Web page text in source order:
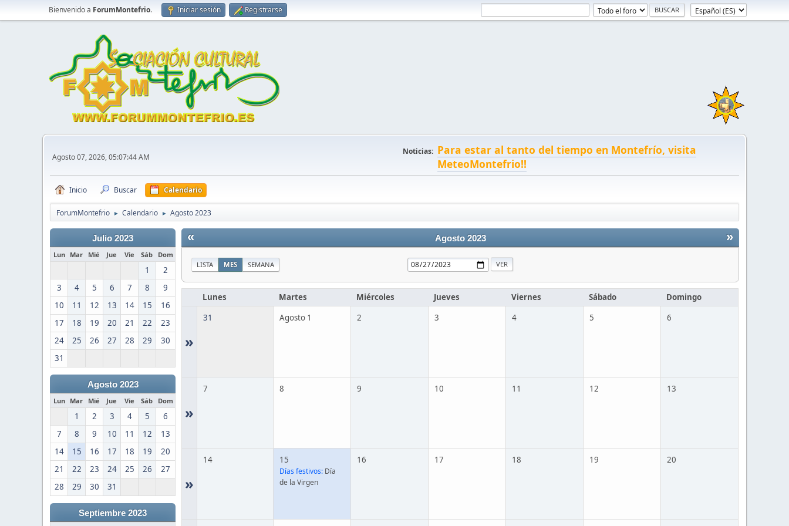
Bienvenido a ForumMontefrio. Iniciar sesión Registrarse
Agosto 07, 2026, 05:07:44 AM
Noticias: Para estar al tanto del tiempo en Montefrío, visita
MeteoMontefrio!!
Inicio Buscar Calendario
ForumMontefrio ► Calendario ► Agosto 2023
Julio 2023
Lun Mar Mié Jue Vie Sáb Dom
1
2
3
4 5 6 7 8
9
10
11 12 13 14 15
16
17
18 19 20 21 22
23
24
25 26 27 28 29
30
31
Agosto 2023
Lun Mar Mié Jue Vie Sáb Dom
1 2 3 4 5
6
7
8 9 10 11 12
13
14
15 16 17 18 19
20
21
22 23 24 25 26
27
28
29 30 31
Septiembre 2023
« »
Agosto 2023
LISTA MES SEMANA
Lunes Martes Miércoles Jueves Viernes Sábado Domingo
»
31 Agosto 1 2 3 4 5 6
»
7 8 9 10 11 12 13
»
14 15
Días festivos: Día
de la Virgen
16 17 18 19 20